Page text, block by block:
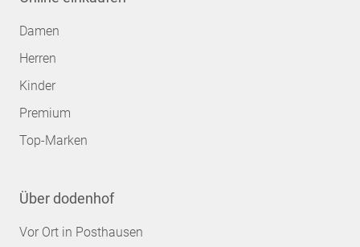
Damen
Herren
Kinder
Premium
Top-Marken
Über dodenhof
Vor Ort in Posthausen